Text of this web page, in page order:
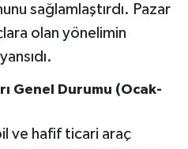
sağlamlaştırdı. Pazar
olan yönelimin
Genel Durumu (Ocak-
ve hafif ticari araç